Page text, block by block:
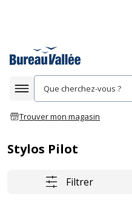
Afficher la navigation
Trouver mon magasin
Stylos Pilot
Filtrer